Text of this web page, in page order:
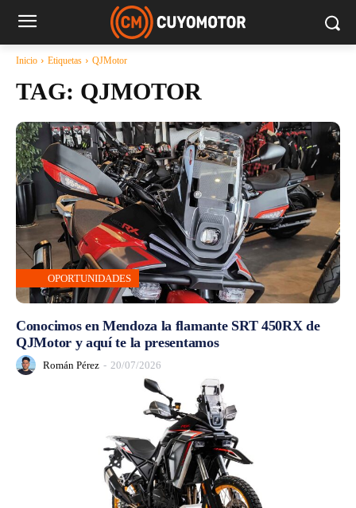
Inicio Etiquetas QJMotor
TAG: QJMOTOR
OPORTUNIDADES
Conocimos en Mendoza la flamante SRT 450RX de
QJMotor y aquí te la presentamos
Román Pérez - 20/07/2026